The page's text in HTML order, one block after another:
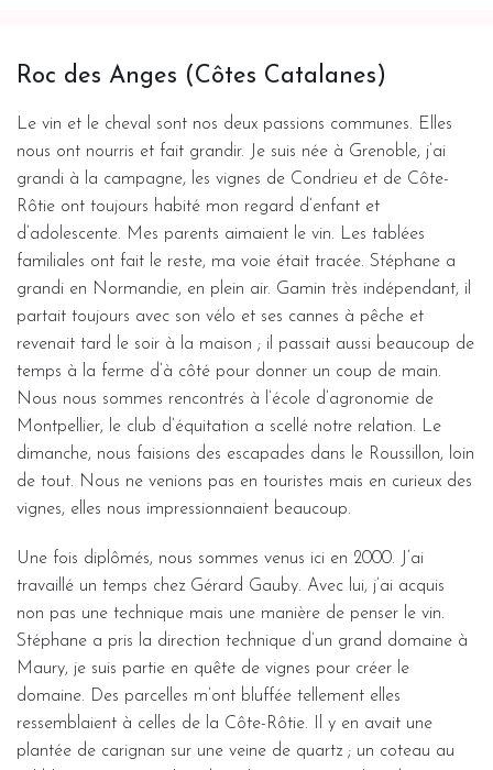
Roc des Anges (Côtes Catalanes)
Le vin et le cheval sont nos deux passions communes. Elles
nous ont nourris et fait grandir. Je suis née à Grenoble, j’ai
grandi à la campagne, les vignes de Condrieu et de Côte-
Rôtie ont toujours habité mon regard d’enfant et
d’adolescente. Mes parents aimaient le vin. Les tablées
familiales ont fait le reste, ma voie était tracée. Stéphane a
grandi en Normandie, en plein air. Gamin très indépendant, il
partait toujours avec son vélo et ses cannes à pêche et
revenait tard le soir à la maison ; il passait aussi beaucoup de
temps à la ferme d’à côté pour donner un coup de main.
Nous nous sommes rencontrés à l’école d’agronomie de
Montpellier, le club d’équitation a scellé notre relation. Le
dimanche, nous faisions des escapades dans le Roussillon, loin
de tout. Nous ne venions pas en touristes mais en curieux des
vignes, elles nous impressionnaient beaucoup.
Une fois diplômés, nous sommes venus ici en 2000. J’ai
travaillé un temps chez Gérard Gauby. Avec lui, j’ai acquis
non pas une technique mais une manière de penser le vin.
Stéphane a pris la direction technique d’un grand domaine à
Maury, je suis partie en quête de vignes pour créer le
domaine. Des parcelles m’ont bluffée tellement elles
ressemblaient à celles de la Côte-Rôtie. Il y en avait une
plantée de carignan sur une veine de quartz ; un coteau au